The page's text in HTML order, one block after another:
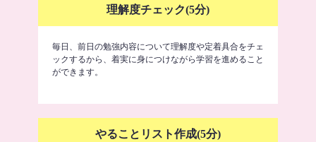
理解度チェック(5分)
毎日、前日の勉強内容について理解度や定着具合をチェ
ックするから、着実に身につけながら学習を進めること
ができます。
やることリスト作成(5分)